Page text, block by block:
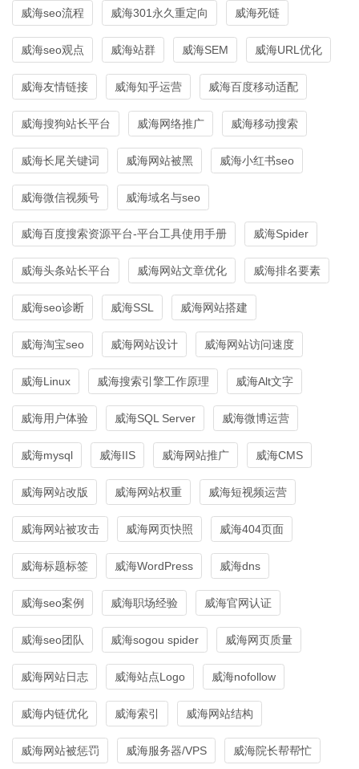
威海seo流程 威海301永久重定向 威海死链
威海seo观点 威海站群 威海SEM 威海URL优化
威海友情链接 威海知乎运营 威海百度移动适配
威海搜狗站长平台 威海网络推广 威海移动搜索
威海长尾关键词 威海网站被黑 威海小红书seo
威海微信视频号 威海域名与seo
威海百度搜索资源平台-平台工具使用手册 威海Spider
威海头条站长平台 威海网站文章优化 威海排名要素
威海seo诊断 威海SSL 威海网站搭建
威海淘宝seo 威海网站设计 威海网站访问速度
威海Linux 威海搜索引擎工作原理 威海Alt文字
威海用户体验 威海SQL Server 威海微博运营
威海mysql 威海IIS 威海网站推广 威海CMS
威海网站改版 威海网站权重 威海短视频运营
威海网站被攻击 威海网页快照 威海404页面
威海标题标签 威海WordPress 威海dns
威海seo案例 威海职场经验 威海官网认证
威海seo团队 威海sogou spider 威海网页质量
威海网站日志 威海站点Logo 威海nofollow
威海内链优化 威海索引 威海网站结构
威海网站被惩罚 威海服务器/VPS 威海院长帮帮忙